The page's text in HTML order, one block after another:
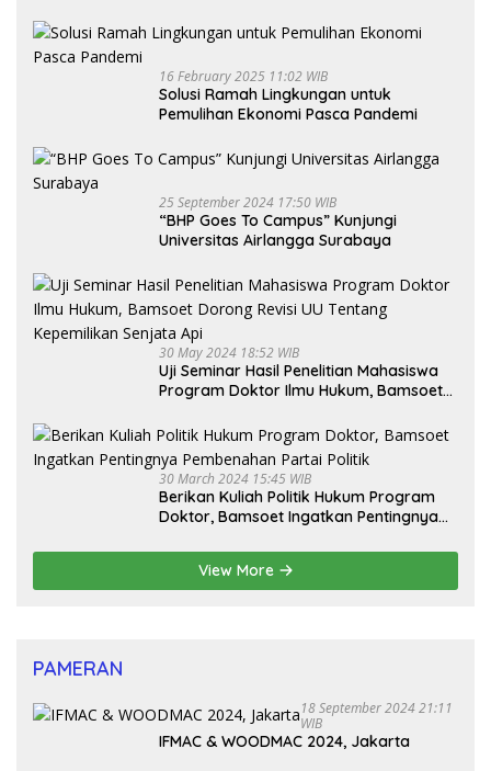
16 February 2025 11:02 WIB
Solusi Ramah Lingkungan untuk
Pemulihan Ekonomi Pasca Pandemi
25 September 2024 17:50 WIB
“BHP Goes To Campus” Kunjungi
Universitas Airlangga Surabaya
30 May 2024 18:52 WIB
Uji Seminar Hasil Penelitian Mahasiswa
Program Doktor Ilmu Hukum, Bamsoet
Senjata Api
30 March 2024 15:45 WIB
Berikan Kuliah Politik Hukum Program
Doktor, Bamsoet Ingatkan Pentingnya
View More
PAMERAN
18 September 2024 21:11
WIB
IFMAC & WOODMAC 2024, Jakarta